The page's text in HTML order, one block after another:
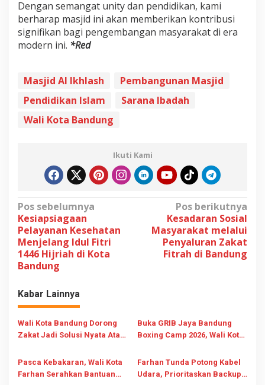
Dengan semangat unity dan pendidikan, kami
berharap masjid ini akan memberikan kontribusi
signifikan bagi pengembangan masyarakat di era
modern ini. *Red
Masjid Al Ikhlash
Pembangunan Masjid
Pendidikan Islam
Sarana Ibadah
Wali Kota Bandung
Ikuti Kami
N
a
v
i
g
a
s
i
p
o
s
Pos sebelumnya
Kesiapsiagaan
Pelayanan Kesehatan
Menjelang Idul Fitri
1446 Hijriah di Kota
Bandung
Pos berikutnya
Kesadaran Sosial
Masyarakat melalui
Penyaluran Zakat
Fitrah di Bandung
Kabar Lainnya
Wali Kota Bandung Dorong
Zakat Jadi Solusi Nyata Atasi
Kuatkan Kesejahteraan
Buka GRIB Jaya Bandung
Boxing Camp 2026, Wali Kota
di Dalam Diri
Pasca Kebakaran, Wali Kota
Farhan Serahkan Bantuan
Farhan Tunda Potong Kabel
Udara, Prioritaskan Backup